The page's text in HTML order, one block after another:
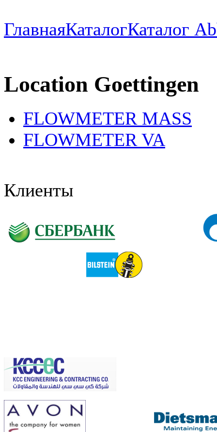
ГлавнаяКаталогКаталог
Location Goettingen
FLOWMETER MASS
FLOWMETER VA
Клиенты